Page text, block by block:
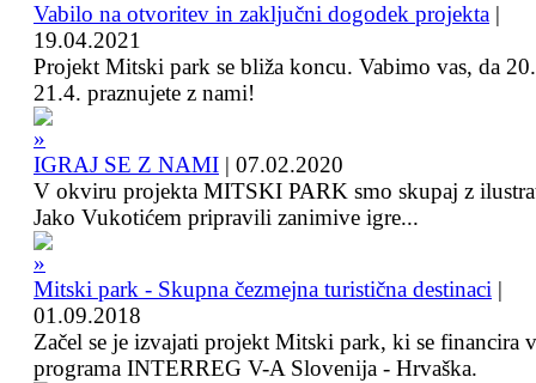
Vabilo na otvoritev in zaključni dogodek projekta |
19.04.2021
Projekt Mitski park se bliža koncu. Vabimo vas, da
21.4. praznujete z nami!
IGRAJ SE Z NAMI | 07.02.2020
V okviru projekta MITSKI PARK smo skupaj z
Jako Vukotićem pripravili zanimive igre...
Mitski park - Skupna čezmejna turistična destinaci |
01.09.2018
Začel se je izvajati projekt Mitski park, ki se financira
programa INTERREG V-A Slovenija - Hrvaška.